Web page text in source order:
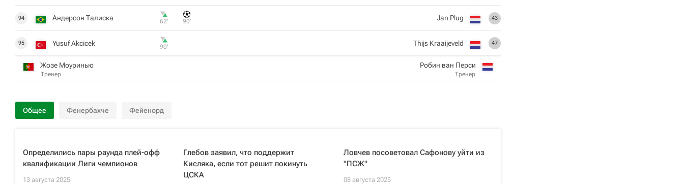
94 Андерсон Талиска 62‎’‎ 90‎’‎
95 Yusuf Akcicek 90‎’‎
Жозе Моуринью
Тренер
43
Jan Plug
47
Thijs Kraaijeveld
Робин ван Перси
Тренер
Общее Фенербахче Фейенорд
Определились пары раунда плей-офф
квалификации Лиги чемпионов
13 августа 2025
Глебов заявил, что поддержит
Кисляка, если тот решит покинуть
ЦСКА
Ловчев посоветовал Сафонову уйти из
"ПСЖ"
08 августа 2025